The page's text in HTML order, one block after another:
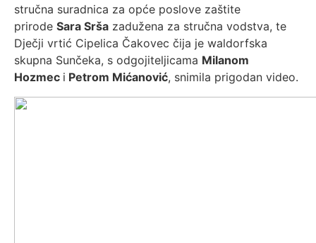
stručna suradnica za opće poslove zaštite
prirode Sara Srša zadužena za stručna vodstva, te
Dječji vrtić Cipelica Čakovec čija je waldorfska
skupna Sunčeka, s odgojiteljicama Milanom
Hozmec i Petrom Mićanović, snimila prigodan video.